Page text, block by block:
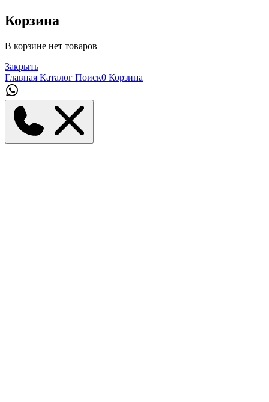
Корзина
В корзине нет товаров
Закрыть
Главная Каталог Поиск0 Корзина